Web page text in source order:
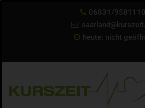
06831/9581110
heute: nicht